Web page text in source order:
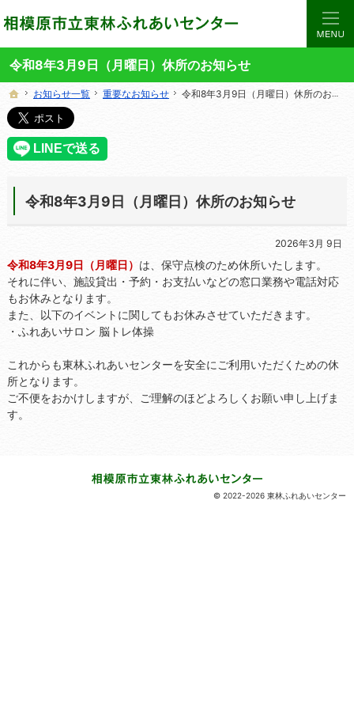
令和8年3月9日（月曜日）休所のお知らせ
ホーム
お知らせ一覧 重要なお知らせ 令和8年3月9日（月曜日）休所のお知らせ
令和8年3月9日（月曜日）休所のお知らせ
2026年3月 9日
令和8年3月9日（月曜日） は、保守点検のため休所いたします。
それに伴い、施設貸出・予約・お支払いなどの窓口業務や電話対応
もお休みとなります。
また、以下のイベントに関してもお休みさせていただきます。
・ふれあいサロン 脳トレ体操
これからも東林ふれあいセンターを安全にご利用いただくための休
所となります。
ご不便をおかけしますが、ご理解のほどよろしくお願い申し上げま
す。
ホーム
お知らせ一覧 重要なお知らせ 令和8年3月9日（月曜日）休所のお知らせ
© 2022-2026 東林ふれあいセンター